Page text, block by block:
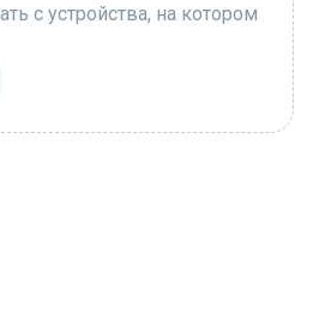
с устройства, на котором